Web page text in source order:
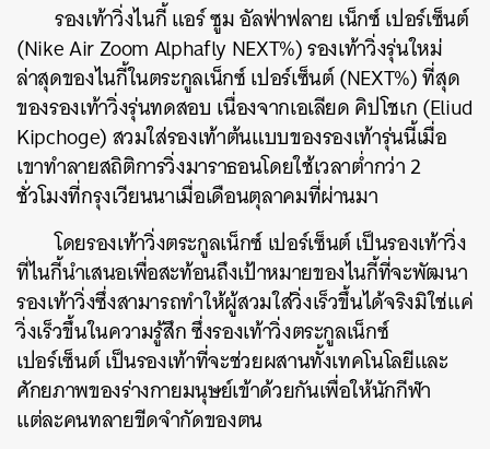
รองเท้าวิ่งไนกี้ แอร์ ซูม อัลฟ่าฟลาย เน็กซ์ เปอร์เซ็นต์
(Nike Air Zoom Alphafly NEXT%) รองเท้าวิ่งรุ่นใหม่
ล่าสุดของไนกี้ในตระกูลเน็กซ์ เปอร์เซ็นต์ (NEXT%) ที่สุด
ของรองเท้าวิ่งรุ่นทดสอบ เนื่องจากเอเลียด คิปโชเก (Eliud
Kipchoge) สวมใส่รองเท้าต้นแบบของรองเท้ารุ่นนี้เมื่อ
เขาทำลายสถิติการวิ่งมาราธอนโดยใช้เวลาต่ำกว่า 2
ชั่วโมงที่กรุงเวียนนาเมื่อเดือนตุลาคมที่ผ่านมา
โดยรองเท้าวิ่งตระกูลเน็กซ์ เปอร์เซ็นต์ เป็นรองเท้าวิ่ง
ที่ไนกี้นำเสนอเพื่อสะท้อนถึงเป้าหมายของไนกี้ที่จะพัฒนา
รองเท้าวิ่งซึ่งสามารถทำให้ผู้สวมใส่วิ่งเร็วขึ้นได้จริงมิใช่แค่
วิ่งเร็วขึ้นในความรู้สึก ซึ่งรองเท้าวิ่งตระกูลเน็กซ์
เปอร์เซ็นต์ เป็นรองเท้าที่จะช่วยผสานทั้งเทคโนโลยีและ
ศักยภาพของร่างกายมนุษย์เข้าด้วยกันเพื่อให้นักกีฬา
แต่ละคนทลายขีดจำกัดของตน